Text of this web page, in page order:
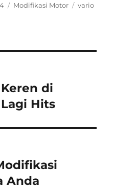
Categories
Modifikasi Motor Tags
vario
di
Hits
Anda